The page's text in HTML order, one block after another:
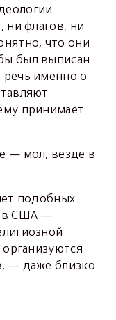
ни флагов, ни
что они
был выписан
именно о
принимает
— мол, везде в
подобных
в США —
— даже близко